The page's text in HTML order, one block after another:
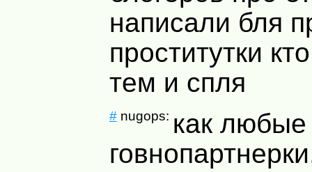
написали бля
проститутки
тем и спля
#nugops: как любые